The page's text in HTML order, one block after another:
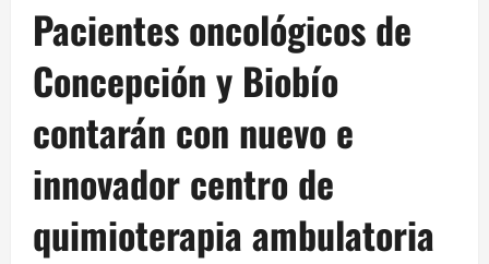
Pacientes oncológicos de
Concepción y Biobío
contarán con nuevo e
innovador centro de
quimioterapia ambulatoria